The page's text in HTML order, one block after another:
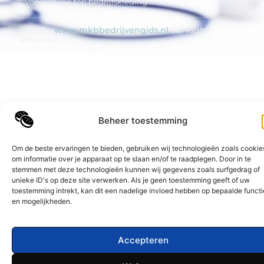
Beheer toestemming
Om de beste ervaringen te bieden, gebruiken wij technologieën zoals
om informatie over je apparaat op te slaan en/of te raadplegen. Door in te
stemmen met deze technologieën kunnen wij gegevens zoals surfgedrag of
unieke ID's op deze site verwerken. Als je geen toestemming geeft of uw
toestemming intrekt, kan dit een nadelige invloed hebben op bepaalde
en mogelijkheden.
Accepteren
@2025 -www.mkbbedrijvengids.nl.All Right